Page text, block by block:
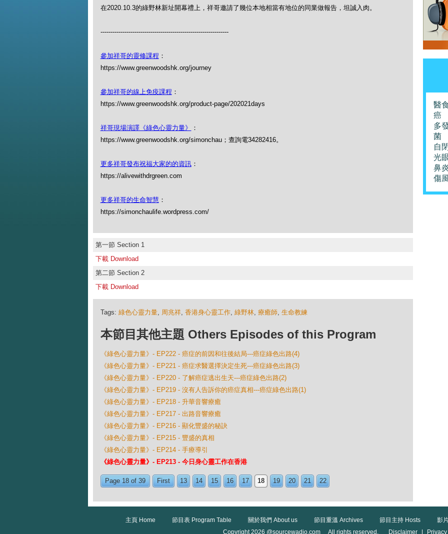
在2020.10.3的綠野林新址開幕禮上，祥哥邀請了幾位本地相當有地位的同業做報告，坦誠入肉。
----------------------------------------------------------------
參加祥哥的靈修課程 ：
https://www.greenwoodshk.org/journey
參加祥哥的線上免疫課程 ：
https://www.greenwoodshk.org/product-page/202021days
祥哥現場演譯《綠色心靈力量》
：
https://www.greenwoodshk.org/simonchau；查詢電34282416。
更多祥哥發布祝福大家的的資訊：
https://alivewithdrgreen.com
更多祥哥的生命智慧：
https://simonchaulife.wordpress.com/
第一節 Section 1
下載 Download
第二節 Section 2
下載 Download
Tags: 綠色心靈力量, 周兆祥, 香港身心靈工作, 綠野林, 療癒師, 生命教練
本節目其他主題 Others Episodes of this Program
《綠色心靈力量》- EP222 - 癌症的前因和往後結局---癌症綠色出路(4)
《綠色心靈力量》- EP221 - 癌症求醫選擇決定生死---癌症綠色出路(3)
《綠色心靈力量》- EP220 - 了解癌症逃出生天---癌症綠色出路(2)
《綠色心靈力量》- EP219 - 沒有人告訴你的癌症真相---癌症綠色出路(1)
《綠色心靈力量》- EP218 - 升華音響療癒
《綠色心靈力量》- EP217 - 出路音響療癒
《綠色心靈力量》- EP216 - 顯化豐盛的秘訣
《綠色心靈力量》- EP215 - 豐盛的真相
《綠色心靈力量》- EP214 - 手療導引
《綠色心靈力量》- EP213 - 今日身心靈工作在香港
Page 18 of 39 First 13 14 15 16 17 18 19 20 21 22
醫
癌
多
菌
自
光
鼻
傷
主頁 Home 節目表 Program Table 關於我們 About us 節目重溫 Archives 節目主持 Hosts
影
Copyright 2026 @sourcewadio.com All rights reserved.
Disclaimer Privacy